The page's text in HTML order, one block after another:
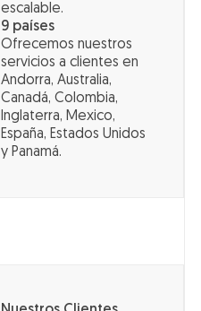
escalable.
9 países
Ofrecemos nuestros
servicios a clientes en
Andorra, Australia,
Canadá, Colombia,
Inglaterra, Mexico,
España, Estados Unidos
y Panamá.